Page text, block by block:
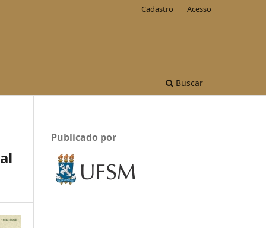
Buscar
Cadastro Acesso
Publicado por